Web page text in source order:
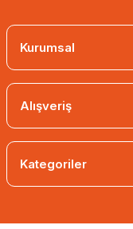
Kurumsal
Alışveriş
Kategoriler